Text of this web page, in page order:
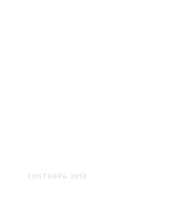
СЕНТЯБРЬ 2018